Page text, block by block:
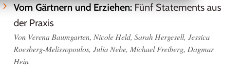
Vom Gärtnern und Erziehen:Fünf Statements aus
der Praxis
Von Verena Baumgarten, Nicole Held, Sarah Hergesell, Jessica
Roesberg-Melissopoulos, Julia Nebe, Michael Freiberg, Dagmar
Hein